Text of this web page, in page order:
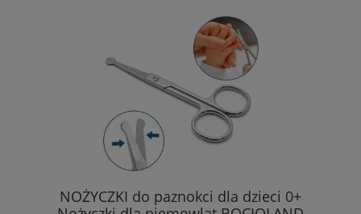
NOŻYCZKI do paznokci dla dzieci 0+